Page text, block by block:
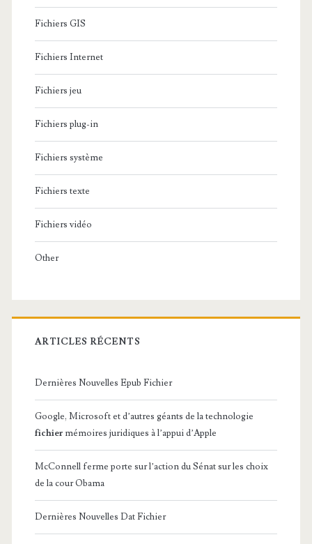
Fichiers GIS
Fichiers Internet
Fichiers jeu
Fichiers plug-in
Fichiers système
Fichiers texte
Fichiers vidéo
Other
ARTICLES RÉCENTS
Dernières Nouvelles Epub Fichier
Google, Microsoft et d’autres géants de la technologie
fichier mémoires juridiques à l’appui d’Apple
McConnell ferme porte sur l’action du Sénat sur les choix
de la cour Obama
Dernières Nouvelles Dat Fichier